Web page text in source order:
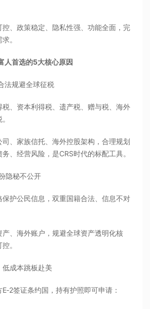
控、政策稳定、隐私性强、功能全面，完
。
人首选的5大核心原因
法规避全球征税
税、资本利得税、遗产税、赠与税、海外
、家族信托、海外控股架构，合理规划
、经营风险，是CRS时代的标配工具。
隐秘不公开
保护公民信息，双重国籍合法、信息不对
、海外账户，规避全球资产透明化核
。
低成本跳板赴美
签证条约国，持有护照即可申请：